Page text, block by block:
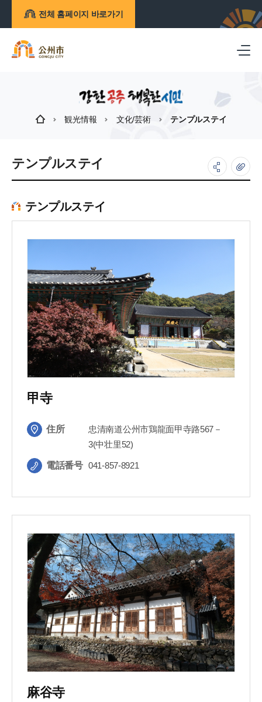
전체 홈페이지 바로가기
観光情報 文化/芸術 テンプルステイ
テンプルステイ
テンプルステイ
甲寺
住所
忠清南道公州市鶏龍面甲寺路567－
3(中壮里52)
電話番号 041-857-8921
麻谷寺